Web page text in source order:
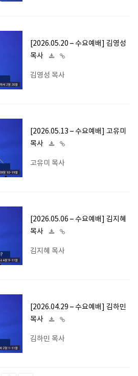
[2026.05.20 – 수요예배] 김영성
목사
김영성 목사
[2026.05.13 – 수요예배] 고유미
목사
고유미 목사
[2026.05.06 – 수요예배] 김지혜
목사
김지혜 목사
[2026.04.29 – 수요예배] 김하민
목사
김하민 목사